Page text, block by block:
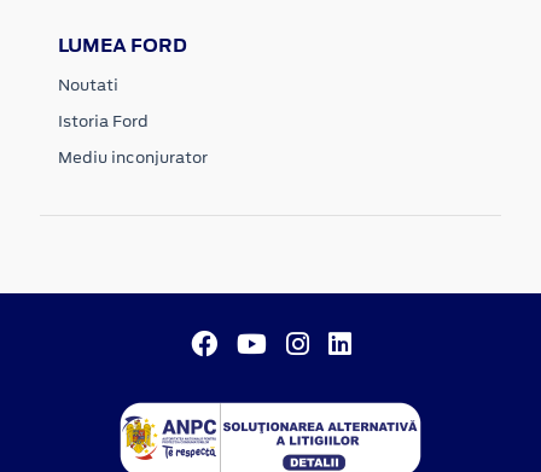
LUMEA FORD
Noutati
Istoria Ford
Mediu inconjurator